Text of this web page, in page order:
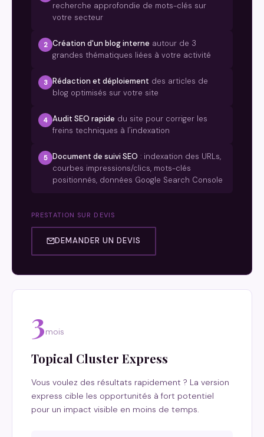
recherche approfondie de mots-clés sur
votre secteur
2 Création d'un blog interne autour de 3
grandes thématiques liées à votre activité
3 Rédaction et déploiement des articles de
blog optimisés sur votre site
4 Audit SEO rapide du site pour corriger les
freins techniques à l'indexation
5 Document de suivi SEO : indexation des URLs,
courbes impressions/clics, mots-clés
positionnés, données Google Search Console
PRESTATION SUR DEVIS
DEMANDER UN DEVIS
3mois
Topical Cluster Express
Vous voulez des résultats rapidement ? La version
express cible les opportunités à fort potentiel
pour un impact visible en moins de temps.